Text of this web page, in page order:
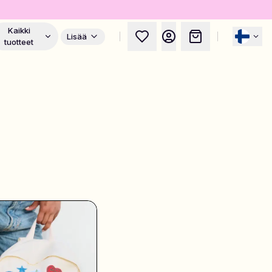
Kaikki
tuotteet
Lisää